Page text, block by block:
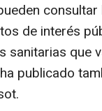
de interés
sanitarias que
publicado